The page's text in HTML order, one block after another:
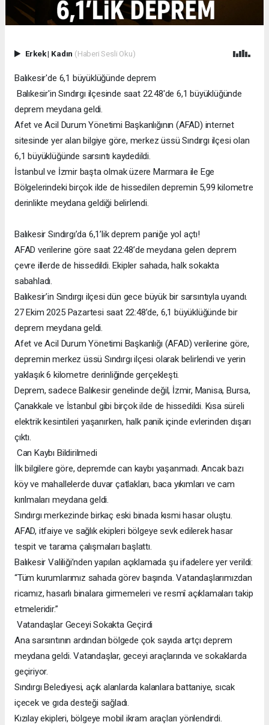
Erkek| Kadın (Haberi Sesli Oku)
Balıkesir'de 6,1 büyüklüğünde deprem
Balıkesir'in Sındırgı ilçesinde saat 22.48'de 6,1 büyüklüğünde
deprem meydana geldi.
Afet ve Acil Durum Yönetimi Başkanlığının (AFAD) internet
sitesinde yer alan bilgiye göre, merkez üssü Sındırgı ilçesi olan
6,1 büyüklüğünde sarsıntı kaydedildi.
İstanbul ve İzmir başta olmak üzere Marmara ile Ege
Bölgelerindeki birçok ilde de hissedilen depremin 5,99 kilometre
derinlikte meydana geldiği belirlendi.
Balıkesir Sındırgı’da 6,1’lik deprem paniğe yol açtı!
AFAD verilerine göre saat 22:48’de meydana gelen deprem
çevre illerde de hissedildi. Ekipler sahada, halk sokakta
sabahladı.
Balıkesir’in Sındırgı ilçesi dün gece büyük bir sarsıntıyla uyandı.
27 Ekim 2025 Pazartesi saat 22:48’de, 6,1 büyüklüğünde bir
deprem meydana geldi.
Afet ve Acil Durum Yönetimi Başkanlığı (AFAD) verilerine göre,
depremin merkez üssü Sındırgı ilçesi olarak belirlendi ve yerin
yaklaşık 6 kilometre derinliğinde gerçekleşti.
Deprem, sadece Balıkesir genelinde değil, İzmir, Manisa, Bursa,
Çanakkale ve İstanbul gibi birçok ilde de hissedildi. Kısa süreli
elektrik kesintileri yaşanırken, halk panik içinde evlerinden dışarı
çıktı.
Can Kaybı Bildirilmedi
İlk bilgilere göre, depremde can kaybı yaşanmadı. Ancak bazı
köy ve mahallelerde duvar çatlakları, baca yıkımları ve cam
kırılmaları meydana geldi.
Sındırgı merkezinde birkaç eski binada kısmi hasar oluştu.
AFAD, itfaiye ve sağlık ekipleri bölgeye sevk edilerek hasar
tespit ve tarama çalışmaları başlattı.
Balıkesir Valiliği’nden yapılan açıklamada şu ifadelere yer verildi:
“Tüm kurumlarımız sahada görev başında. Vatandaşlarımızdan
ricamız, hasarlı binalara girmemeleri ve resmî açıklamaları takip
etmeleridir.”
Vatandaşlar Geceyi Sokakta Geçirdi
Ana sarsıntının ardından bölgede çok sayıda artçı deprem
meydana geldi. Vatandaşlar, geceyi araçlarında ve sokaklarda
geçiriyor.
Sındırgı Belediyesi, açık alanlarda kalanlara battaniye, sıcak
içecek ve gıda desteği sağladı.
Kızılay ekipleri, bölgeye mobil ikram araçları yönlendirdi.